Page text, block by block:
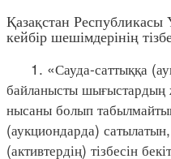
Қазақстан Республикасы
кейбір шешімдерінің
1. «Сауда-саттыққа
байланысты шығыстардың
нысаны болып
(аукциондарда)
(активтердің) тізбесін